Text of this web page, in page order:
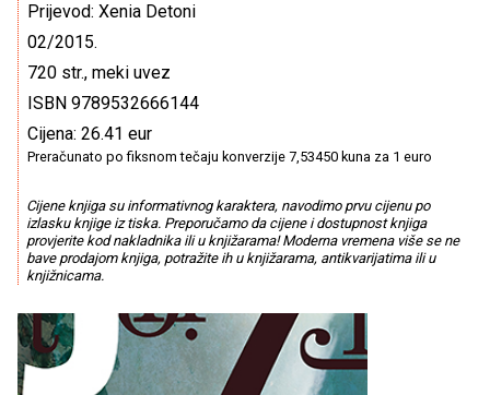
Prijevod: Xenia Detoni
02/2015.
720 str., meki uvez
ISBN 9789532666144
Cijena: 26.41 eur
Preračunato po fiksnom tečaju konverzije 7,53450 kuna za 1 euro
Cijene knjiga su informativnog karaktera, navodimo prvu cijenu po
izlasku knjige iz tiska. Preporučamo da cijene i dostupnost knjiga
provjerite kod nakladnika ili u knjižarama! Moderna vremena više se ne
bave prodajom knjiga, potražite ih u knjižarama, antikvarijatima ili u
knjižnicama.